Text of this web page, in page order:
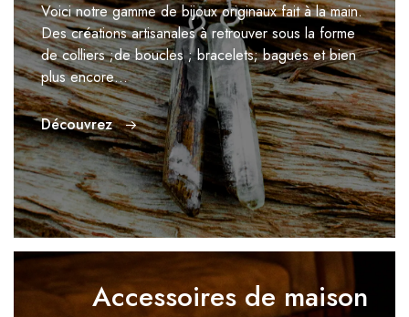
Voici notre gamme de bijoux originaux fait à la main.
Des créations artisanales à retrouver sous la forme
de colliers ;de boucles ; bracelets; bagues et bien
plus encore…
Découvrez
Accessoires de maison